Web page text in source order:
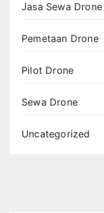
Jasa Sewa Drone
Pemetaan Drone
Pilot Drone
Sewa Drone
Uncategorized